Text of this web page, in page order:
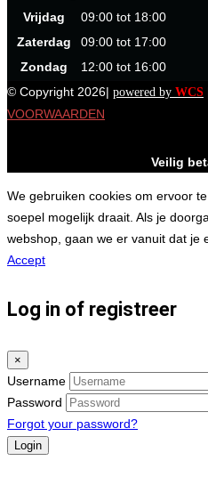
Vrijdag
09:00 tot 18:00
Zaterdag
09:00 tot 17:00
Zondag
12:00 tot 16:00
© Copyright 2026| powered by WCS
VOORWAARDEN
Veilig
We gebruiken cookies om ervoor
soepel mogelijk draait. Als je
webshop, gaan we er vanuit dat je
Accept
Log in of registreer
×
Username
Password
Forgot your password?